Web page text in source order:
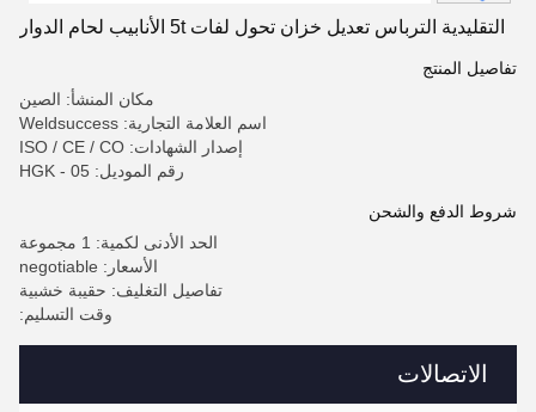
الاتصالات
التقليدية الترباس تعديل خزان تحول لفات 5t الأنابيب لحام الدوار
تفاصيل المنتج
مكان المنشأ: الصين
اسم العلامة التجارية: Weldsuccess
إصدار الشهادات: ISO / CE / CO
رقم الموديل: HGK - 05
شروط الدفع والشحن
الحد الأدنى لكمية: 1 مجموعة
الأسعار: negotiable
تفاصيل التغليف: حقيبة خشبية
وقت التسليم: